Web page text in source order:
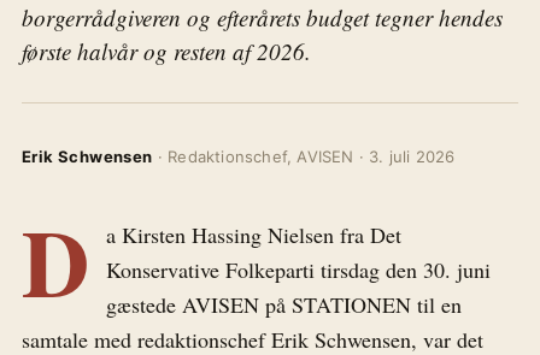
borgerrådgiveren og efterårets budget tegner hendes
første halvår og resten af 2026.
Erik Schwensen · Redaktionschef, AVISEN · 3. juli 2026
D
a Kirsten Hassing Nielsen fra Det
Konservative Folkeparti tirsdag den 30. juni
gæstede AVISEN på STATIONEN til en
samtale med redaktionschef Erik Schwensen, var det